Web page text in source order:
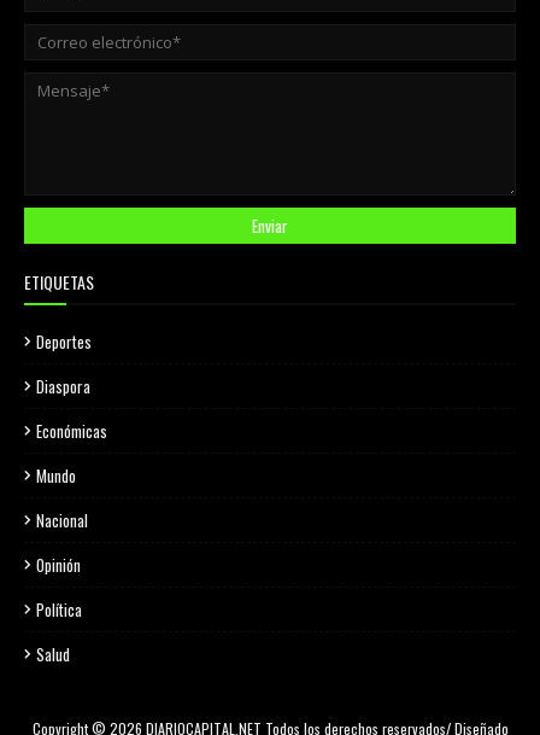
ETIQUETAS
Deportes
Diaspora
Económicas
Mundo
Nacional
Opinión
Política
Salud
Copyright © 2026 DIARIOCAPITAL.NET Todos los derechos reservados/ Diseñado